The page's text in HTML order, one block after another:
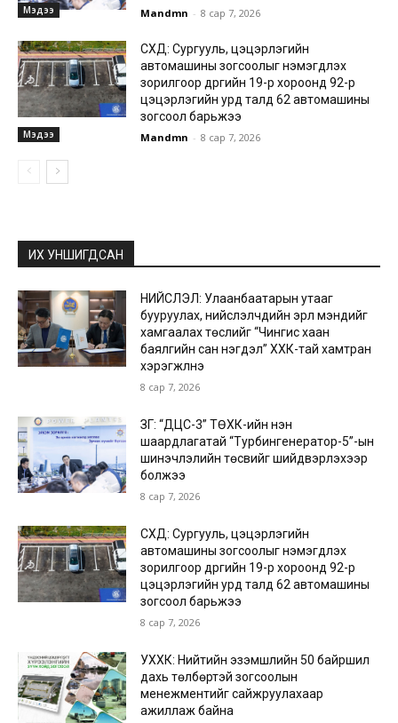
Мэдээ Mandmn - 8 сар 7, 2026
Мэдээ
СХД: Сургууль, цэцэрлэгийн
автомашины зогсоолыг нэмэгдүүлэх
зорилгоор дүүргийн 19-р хороонд 92-р
цэцэрлэгийн урд талд 62 автомашины
зогсоол барьжээ
Mandmn - 8 сар 7, 2026
ИХ УНШИГДСАН
НИЙСЛЭЛ: Улаанбаатарын утааг
бууруулах, нийслэлчүүдийн эрүүл мэндийг
хамгаалах төслийг “Чингис хаан
баялгийн сан нэгдэл” ХХК-тай хамтран
хэрэгжүүлнэ
8 сар 7, 2026
ЗГ: “ДЦС-3” ТӨХК-ийн нэн
шаардлагатай “Турбингенератор-5”-ын
шинэчлэлийн төсвийг шийдвэрлэхээр
болжээ
8 сар 7, 2026
СХД: Сургууль, цэцэрлэгийн
автомашины зогсоолыг нэмэгдүүлэх
зорилгоор дүүргийн 19-р хороонд 92-р
цэцэрлэгийн урд талд 62 автомашины
зогсоол барьжээ
8 сар 7, 2026
УХХК: Нийтийн эзэмшлийн 50 байршил
дахь төлбөртэй зогсоолын
менежментийг сайжруулахаар
ажиллаж байна